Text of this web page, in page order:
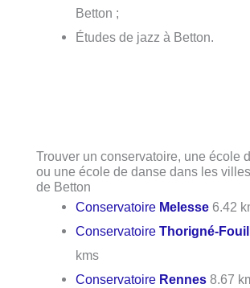
Betton ;
Études de jazz à Betton.
Trouver un conservatoire, une école
ou une école de danse dans les
de Betton
Conservatoire Melesse 6.42
ConservatoireThorigné-
kms
Conservatoire Rennes 8.67